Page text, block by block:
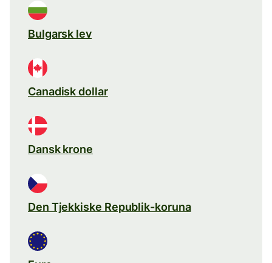
Bulgarsk lev
Canadisk dollar
Dansk krone
Den Tjekkiske Republik-koruna